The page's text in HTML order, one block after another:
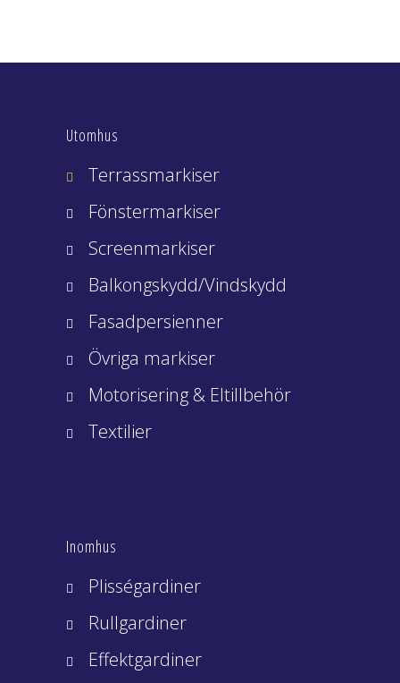
Utomhus
Terrassmarkiser
Fönstermarkiser
Screenmarkiser
Balkongskydd/Vindskydd
Fasadpersienner
Övriga markiser
Motorisering & Eltillbehör
Textilier
Inomhus
Plisségardiner
Rullgardiner
Effektgardiner